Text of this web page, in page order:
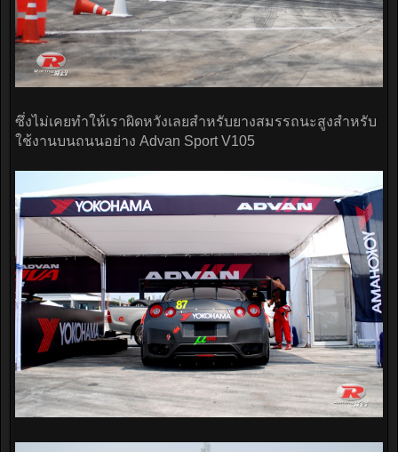
ซึ่งไม่เคยทำให้เราผิดหวังเลยสำหรับยางสมรรถนะสูงสำหรับ
ใช้งานบนถนนอย่าง Advan Sport V105